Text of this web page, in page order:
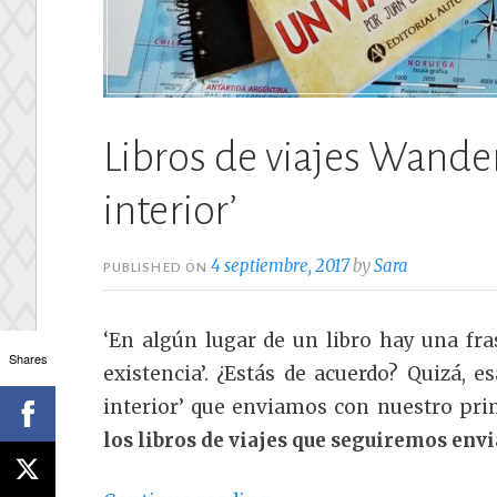
Libros de viajes
interior’
PUBLISHED ON4 septiembre, 2017bySara
‘En algún lugar de un libro hay una
existencia’. ¿Estás de acuerdo?
interior’ que enviamos con nuestro
los libros de viajes que seguiremos
Shares